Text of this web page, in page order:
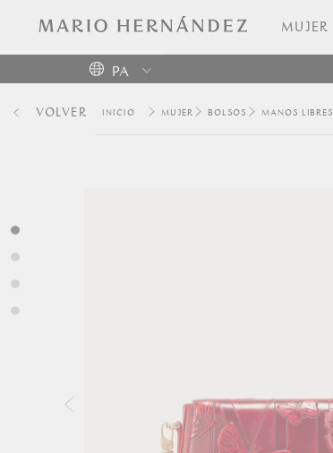
MUJER
PA
Colombia
VOLVER MUJER BOLSOS MANOS LIBRES